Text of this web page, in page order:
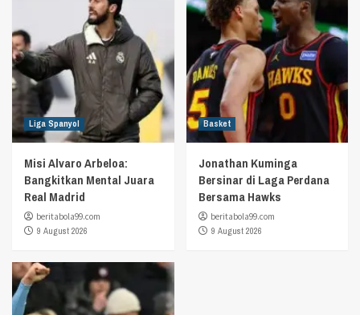
Liga Spanyol
Misi Alvaro Arbeloa:
Bangkitkan Mental Juara
Real Madrid
beritabola99.com
9 August 2026
Basket
Jonathan Kuminga
Bersinar di Laga Perdana
Bersama Hawks
beritabola99.com
9 August 2026